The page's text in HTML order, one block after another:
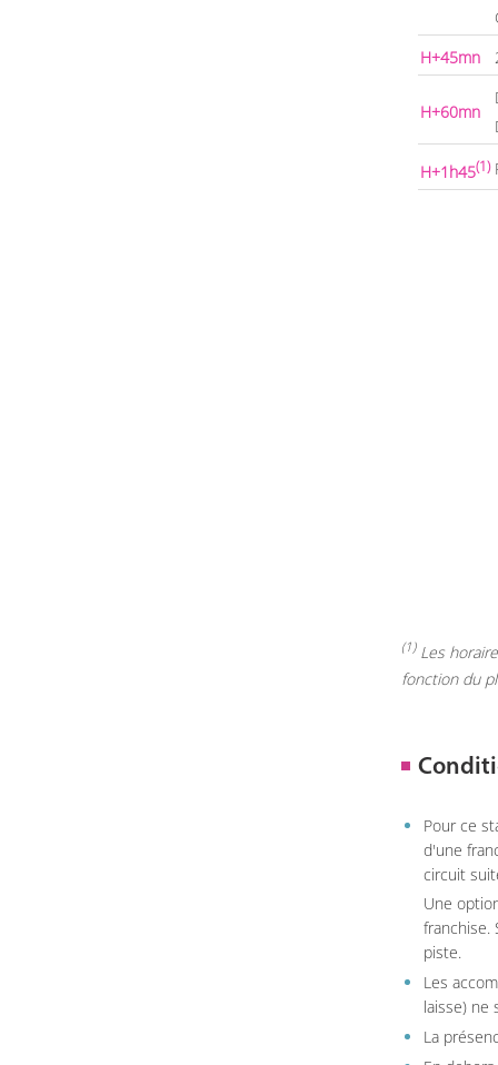
H+45mn
H+60mn
H+1h45(1)
(1)Les
fonction du
Pour ce
d'une
circuit
Une
franchise.
piste.
Les
laisse) ne
La